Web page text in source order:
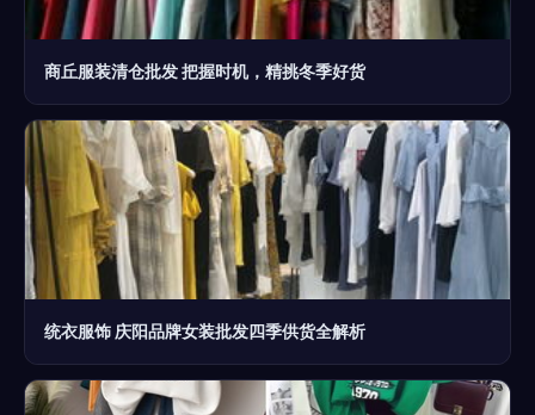
商丘服装清仓批发 把握时机，精挑冬季好货
统衣服饰 庆阳品牌女装批发四季供货全解析